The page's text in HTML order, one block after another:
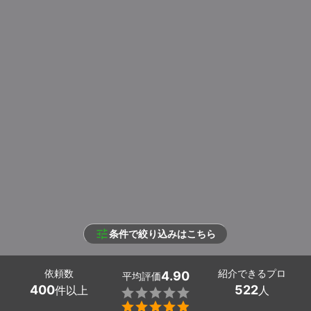
条件で絞り込みはこちら
依頼数
400件以上
平均評価4.90


紹介できるプロ
522人